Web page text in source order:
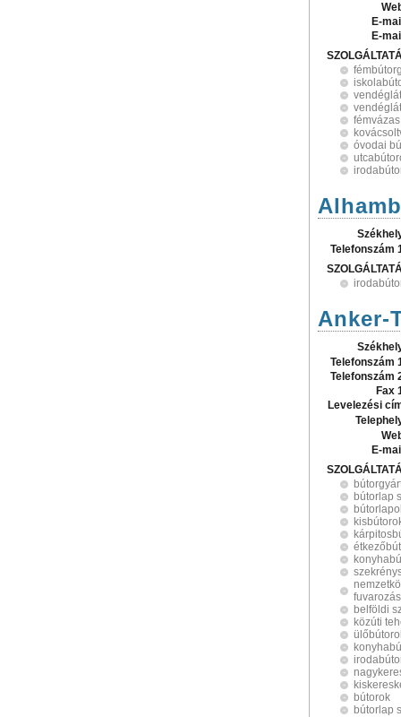
E-
E-
óvodai
Telefonszám
Anker-
Telefonszám
Telefonszám
Fax
Levelezési
E-
bútorlap
fuvarozás
belföldi
közúti
bútorok
bútorlap